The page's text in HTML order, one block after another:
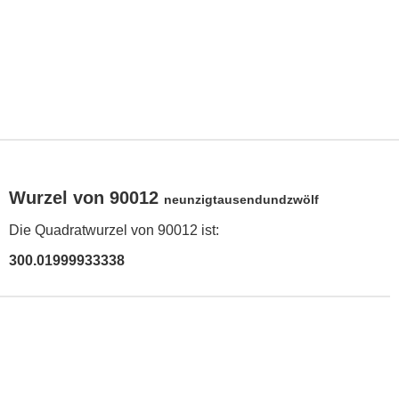
Wurzel von 90012 neunzigtausendundzwölf
Die Quadratwurzel von 90012 ist:
300.01999933338